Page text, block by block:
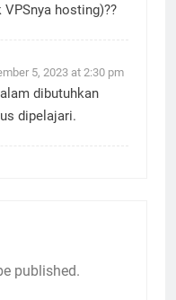
hosting)??
5, 2023 at 2:30 pm
dibutuhkan
dipelajari.
published.